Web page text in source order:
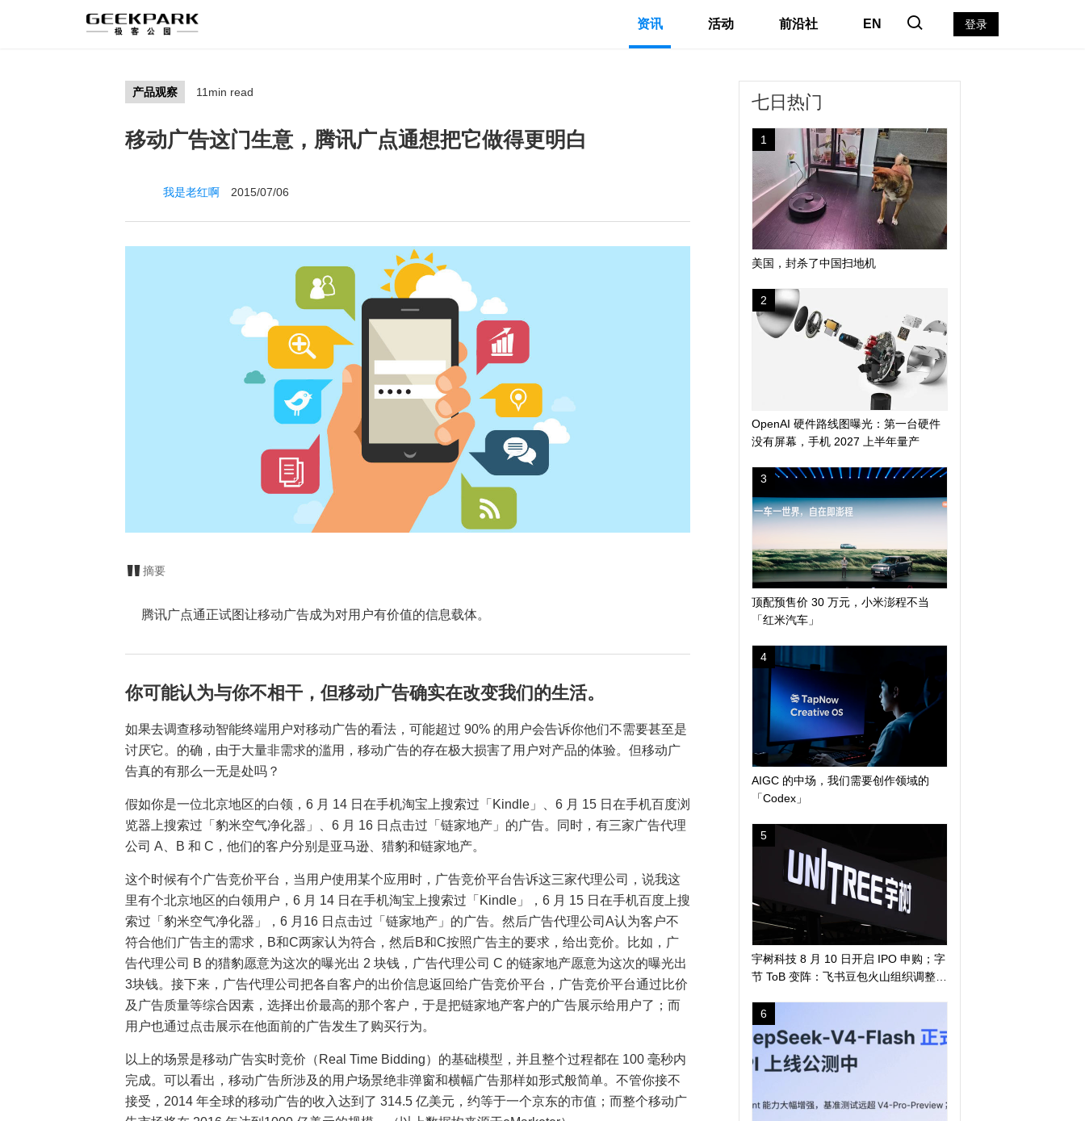
资讯 活动 前沿社 EN 登录
产品观察 11min read
移动广告这门生意，腾讯广点通想把它做得更明白
我是老红啊 2015/07/06
摘要
腾讯广点通正试图让移动广告成为对用户有价值的信息载体。
你可能认为与你不相干，但移动广告确实在改变我们的生活。
如果去调查移动智能终端用户对移动广告的看法，可能超过 90% 的用户会告诉你他们不需要甚至是
讨厌它。的确，由于大量非需求的滥用，移动广告的存在极大损害了用户对产品的体验。但移动广
告真的有那么一无是处吗？
假如你是一位北京地区的白领，6 月 14 日在手机淘宝上搜索过「Kindle」、6 月 15 日在手机百度浏
览器上搜索过「豹米空气净化器」、6 月 16 日点击过「链家地产」的广告。同时，有三家广告代理
公司 A、B 和 C，他们的客户分别是亚马逊、猎豹和链家地产。
这个时候有个广告竞价平台，当用户使用某个应用时，广告竞价平台告诉这三家代理公司，说我这
里有个北京地区的白领用户，6 月 14 日在手机淘宝上搜索过「Kindle」，6 月 15 日在手机百度上搜
索过「豹米空气净化器」，6 月16 日点击过「链家地产」的广告。然后广告代理公司A认为客户不
符合他们广告主的需求，B和C两家认为符合，然后B和C按照广告主的要求，给出竞价。比如，广
告代理公司 B 的猎豹愿意为这次的曝光出 2 块钱，广告代理公司 C 的链家地产愿意为这次的曝光出
3块钱。接下来，广告代理公司把各自客户的出价信息返回给广告竞价平台，广告竞价平台通过比价
及广告质量等综合因素，选择出价最高的那个客户，于是把链家地产客户的广告展示给用户了；而
用户也通过点击展示在他面前的广告发生了购买行为。
以上的场景是移动广告实时竞价（Real Time Bidding）的基础模型，并且整个过程都在 100 毫秒内
完成。可以看出，移动广告所涉及的用户场景绝非弹窗和横幅广告那样如形式般简单。不管你接不
接受，2014 年全球的移动广告的收入达到了 314.5 亿美元，约等于一个京东的市值；而整个移动广
七日热门
1
美国，封杀了中国扫地机
2
OpenAI 硬件路线图曝光：第一台硬件
没有屏幕，手机 2027 上半年量产
3
顶配预售价 30 万元，小米澎程不当
「红米汽车」
4
AIGC 的中场，我们需要创作领域的
「Codex」
5
宇树科技 8 月 10 日开启 IPO 申购；字
节 ToB 变阵：飞书豆包火山组织调整；
知道
6